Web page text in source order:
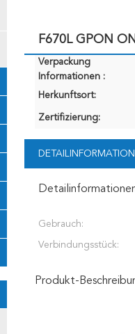
F670L GPON
Verpackung
Informationen :
Herkunftsort:
Zertifizierung:
Gebrauch:
Verbindungsstück:
Produkt-